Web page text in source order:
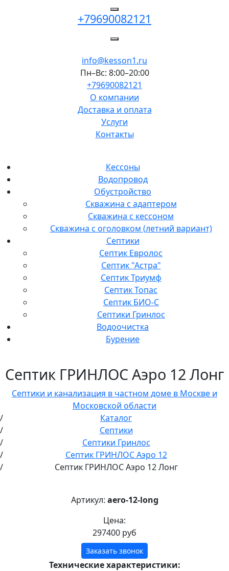
+79690082121
info@kesson1.ru
Пн–Вс: 8:00–20:00
+79690082121
О компании
Доставка и оплата
Услуги
Контакты
Кессоны
Водопровод
Обустройство
Скважина с адаптером
Скважина с кессоном
Скважина с оголовком (летний вариант)
Септики
Септик Евролос
Септик "Астра"
Септик Триумф
Септик Топас
Септик БИО-С
Септики Гринлос
Водоочистка
Бурение
Септик ГРИНЛОС Аэро 12 Лонг
Септики и канализация в частном доме в Москве и
Московской области
Каталог
Септики
Септики Гринлос
Септик ГРИНЛОС Аэро 12
Септик ГРИНЛОС Аэро 12 Лонг
Артикул: aero-12-long
Цена:
297400 руб
Заказать звонок
Технические характеристики: